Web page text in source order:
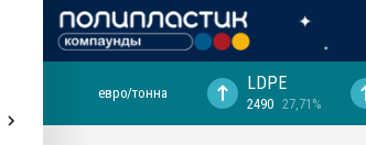
евро/тонна LDPE
2490 27,71%